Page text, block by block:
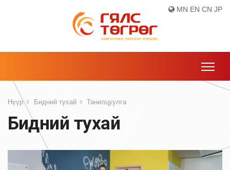
MN EN CN JP
Нүүр Бидний тухай Танилцуулга
Бидний тухай